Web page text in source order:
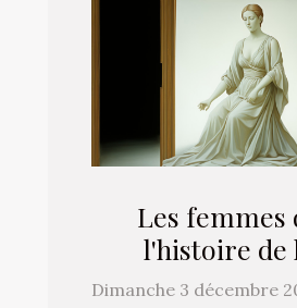
Les femmes
l'histoire
Dimanche 3 décembre